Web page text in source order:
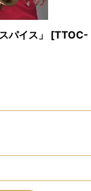
パイス」 [TTOC-